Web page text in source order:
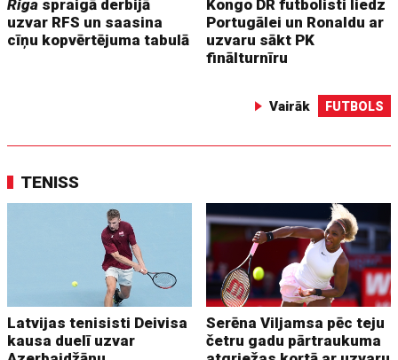
Riga spraigā derbijā
uzvar RFS un saasina
cīņu kopvērtējuma tabulā
Kongo DR futbolisti liedz
Portugālei un Ronaldu ar
uzvaru sākt PK
finālturnīru
Vairāk FUTBOLS
TENISS
Latvijas tenisisti Deivisa
kausa duelī uzvar
Serēna Viljamsa pēc teju
četru gadu pārtraukuma